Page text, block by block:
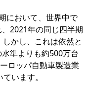
において、世界中で
2021年の同じ四半期
かし、これは依然と
準よりも約500万台
ロッパ自動車製造業
います。